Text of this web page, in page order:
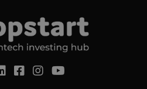
Google LLC
1 anno 1
Laravel LLC
www.opstart.it